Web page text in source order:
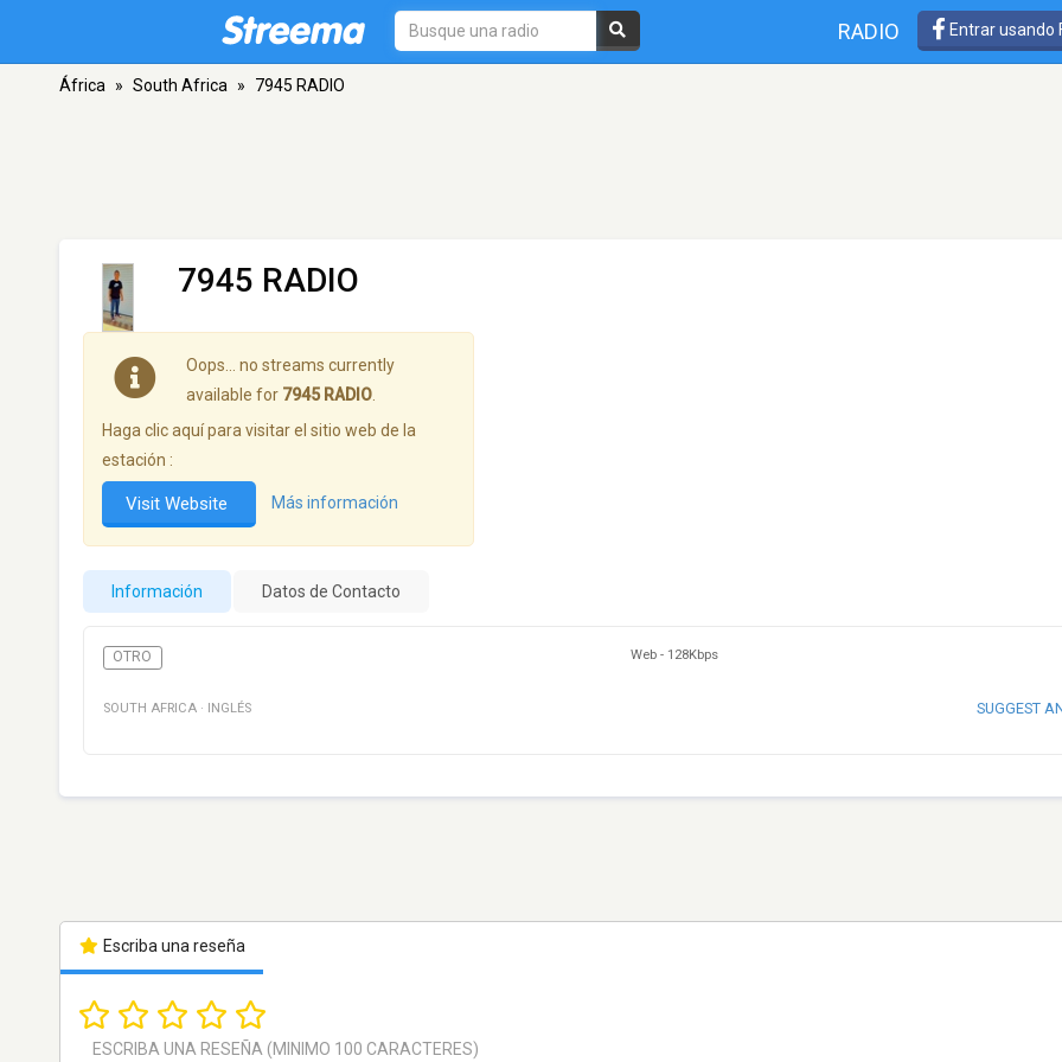
RADIO Entrar usando
África » South Africa » 7945 RADIO
7945 RADIO
Oops… no streams currently
available for 7945 RADIO
Haga clic aquí para visitar el sitio web de la
estación :
Visit Website Más información
Información Datos de Contacto
OTRO Web - 128Kbps
SOUTH AFRICA · INGLÉS SUGGEST
Escriba una reseña